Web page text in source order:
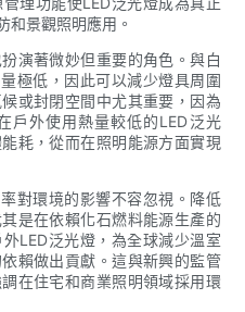
和景觀照明應用。
演著微妙但重要的角色。與白
極低，因此可以減少燈具周圍
或封閉空間中尤其重要，因為
戶外使用熱量較低的LED泛光
耗，從而在照明能源方面實現
對環境的影響不容忽視。降低
是在依賴化石燃料能源生產的
LED泛光燈，為全球減少溫室
賴做出貢獻。這與新興的監管
在住宅和商業照明領域採用環